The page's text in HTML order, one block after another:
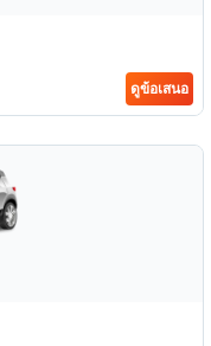
ดูข้อเสนอ